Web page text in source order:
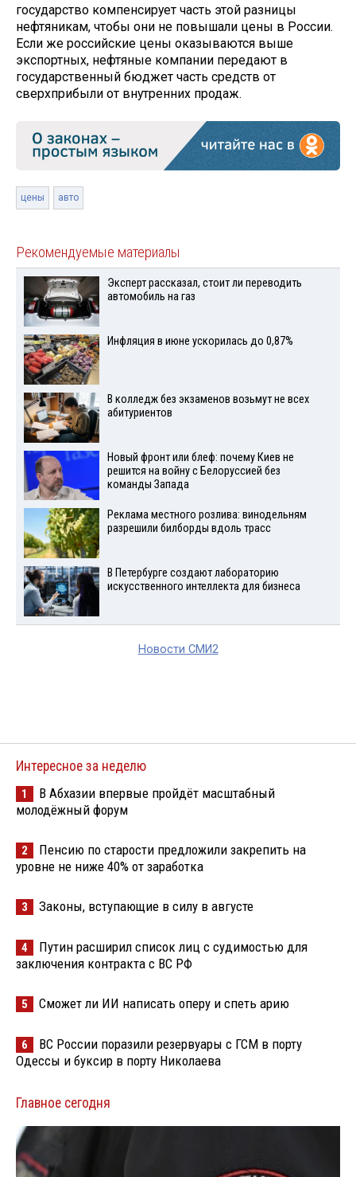
государство компенсирует часть этой разницы
нефтяникам, чтобы они не повышали цены в России.
Если же российские цены оказываются выше
экспортных, нефтяные компании передают в
государственный бюджет часть средств от
сверхприбыли от внутренних продаж.
цены авто
Рекомендуемые материалы
Эксперт рассказал, стоит ли переводить
автомобиль на газ
Инфляция в июне ускорилась до 0,87%
В колледж без экзаменов возьмут не всех
абитуриентов
Новый фронт или блеф: почему Киев не
решится на войну с Белоруссией без
команды Запада
Реклама местного розлива: винодельням
разрешили билборды вдоль трасс
В Петербурге создают лабораторию
искусственного интеллекта для бизнеса
Новости СМИ2
Интересное за неделю
1
В Абхазии впервые пройдёт масштабный
молодёжный форум
2
Пенсию по старости предложили закрепить на
уровне не ниже 40% от заработка
3 Законы, вступающие в силу в августе
4
Путин расширил список лиц с судимостью для
заключения контракта с ВС РФ
5 Сможет ли ИИ написать оперу и спеть арию
6
ВС России поразили резервуары с ГСМ в порту
Одессы и буксир в порту Николаева
Главное сегодня